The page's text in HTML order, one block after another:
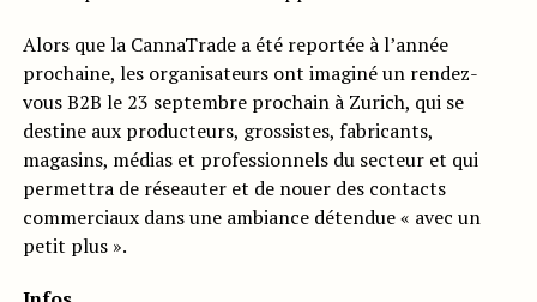
Alors que la CannaTrade a été reportée à l’année
prochaine, les organisateurs ont imaginé un rendez-
vous B2B le 23 septembre prochain à Zurich, qui se
destine aux producteurs, grossistes, fabricants,
magasins, médias et professionnels du secteur et qui
permettra de réseauter et de nouer des contacts
commerciaux dans une ambiance détendue « avec un
petit plus ».